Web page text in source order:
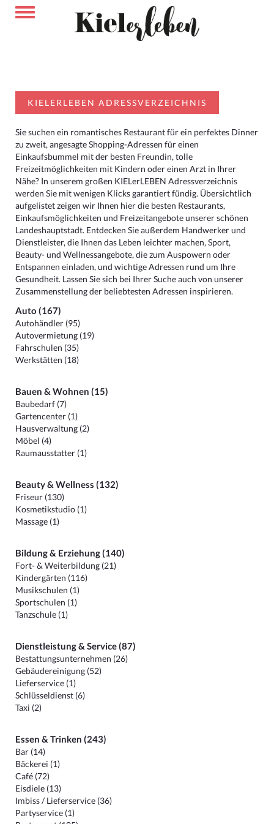
KIELERLEBEN ADRESSVERZEICHNIS
Sie suchen ein romantisches Restaurant für ein perfektes Dinner
zu zweit, angesagte Shopping-Adressen für einen
Einkaufsbummel mit der besten Freundin, tolle
Freizeitmöglichkeiten mit Kindern oder einen Arzt in Ihrer
Nähe? In unserem großen KIELerLEBEN Adressverzeichnis
werden Sie mit wenigen Klicks garantiert fündig. Übersichtlich
aufgelistet zeigen wir Ihnen hier die besten Restaurants,
Einkaufsmöglichkeiten und Freizeitangebote unserer schönen
Landeshauptstadt. Entdecken Sie außerdem Handwerker und
Dienstleister, die Ihnen das Leben leichter machen, Sport,
Beauty- und Wellnessangebote, die zum Auspowern oder
Entspannen einladen, und wichtige Adressen rund um Ihre
Gesundheit. Lassen Sie sich bei Ihrer Suche auch von unserer
Zusammenstellung der beliebtesten Adressen inspirieren.
Auto (167)
Autohändler (95)
Autovermietung (19)
Fahrschulen (35)
Werkstätten (18)
Bauen & Wohnen (15)
Baubedarf (7)
Gartencenter (1)
Hausverwaltung (2)
Möbel (4)
Raumausstatter (1)
Beauty & Wellness (132)
Friseur (130)
Kosmetikstudio (1)
Massage (1)
Bildung & Erziehung (140)
Fort- & Weiterbildung (21)
Kindergärten (116)
Musikschulen (1)
Sportschulen (1)
Tanzschule (1)
Dienstleistung & Service (87)
Bestattungsunternehmen (26)
Gebäudereinigung (52)
Lieferservice (1)
Schlüsseldienst (6)
Taxi (2)
Essen & Trinken (243)
Bar (14)
Bäckerei (1)
Café (72)
Eisdiele (13)
Imbiss / Lieferservice (36)
Partyservice (1)